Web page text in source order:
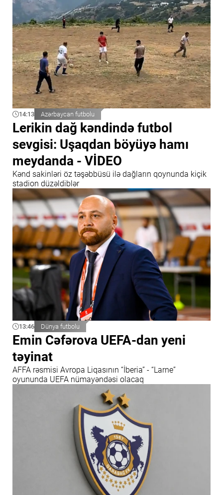
14:13 Azərbaycan futbolu
Lerikin dağ kəndində futbol
sevgisi: Uşaqdan böyüyə hamı
meydanda - VİDEO
Kənd sakinləri öz təşəbbüsü ilə dağların qoynunda kiçik
stadion düzəldiblər
13:46 Dünya futbolu
Emin Cəfərova UEFA-dan yeni
təyinat
AFFA rəsmisi Avropa Liqasının “İberia” - “Larne”
oyununda UEFA nümayəndəsi olacaq